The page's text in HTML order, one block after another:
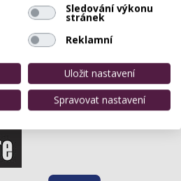
Sledování výkonu
stránek
Reklamní
Uložit nastavení
Spravovat nastavení